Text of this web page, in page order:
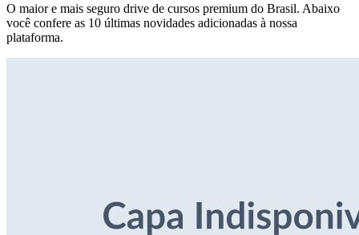
O maior e mais seguro drive de cursos premium do Brasil. Abaixo
você confere as 10 últimas novidades adicionadas à nossa
plataforma.